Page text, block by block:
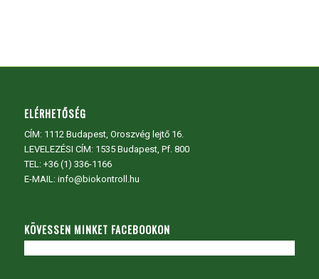
ELÉRHETŐSÉG
CÍM: 1112 Budapest, Oroszvég lejtő 16.
LEVELEZÉSI CÍM: 1535 Budapest, Pf. 800
TEL: +36 (1) 336-1166
E-MAIL: info@biokontroll.hu
KÖVESSEN MINKET FACEBOOKON